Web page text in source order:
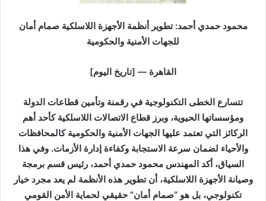
محمود حمدي أحمد: تطوير أنظمة الأجهزة اللاسلكية صمام أمان
للجهات الأمنية والحكومية
القاهرة — [تاريخ اليوم]
تتسارع الخطى التكنولوجية في رقمنة وتأمين قطاعات الدولة
ومؤسساتها الحيوية، وبرز قطاع الاتصالات اللاسلكية كأحد أهم
الركائز التي تعتمد عليها الجهات الأمنية والحكومية كالمحافظات
والأحياء لضمان سرعة الاستجابة وكفاءة إدارة الأزمات. وفي هذا
السياق، أكد المهندس محمود حمدي أحمد، رئيس قسم برمجة
وصيانة الأجهزة اللاسلكية، أن تطوير هذه الأنظمة لم يعد مجرد خيار
تكنولوجي، بل هو “صمام أمان” حقيقي لحماية الأمن القومي